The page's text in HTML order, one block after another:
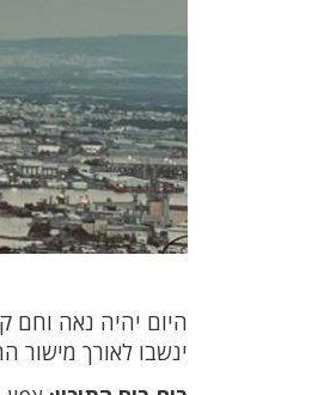
היום יהיה נאה וחם
ינשבו לאורך מישור